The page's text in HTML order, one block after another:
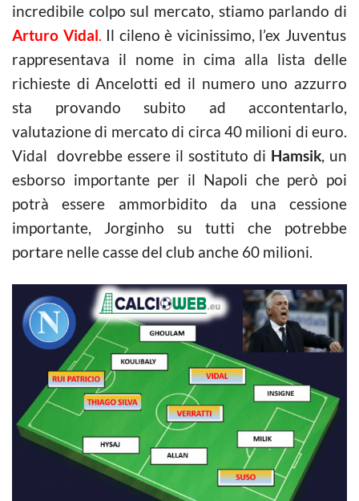
incredibile colpo sul mercato, stiamo parlando di
Arturo Vidal. Il cileno è vicinissimo, l’ex Juventus
rappresentava il nome in cima alla lista delle
richieste di Ancelotti ed il numero uno azzurro
sta provando subito ad accontentarlo,
valutazione di mercato di circa 40 milioni di euro.
Vidal dovrebbe essere il sostituto di Hamsik, un
esborso importante per il Napoli che però poi
potrà essere ammorbidito da una cessione
importante, Jorginho su tutti che potrebbe
portare nelle casse del club anche 60 milioni.